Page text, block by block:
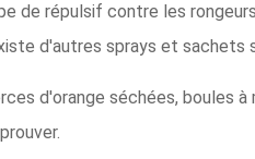
de répulsif contre les
d'autres sprays et sachets
d'orange séchées, boules